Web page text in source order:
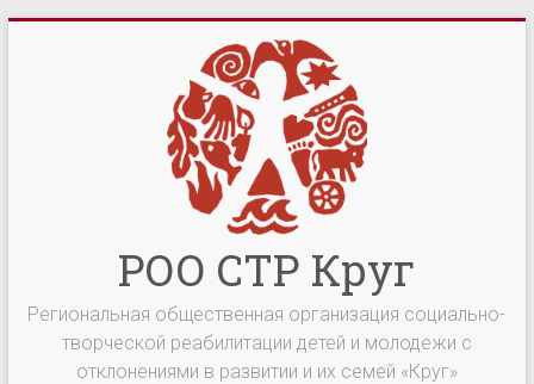
РОО СТР Круг
Региональная общественная организация социально-
творческой реабилитации детей и молодежи с
отклонениями в развитии и их семей «Круг»